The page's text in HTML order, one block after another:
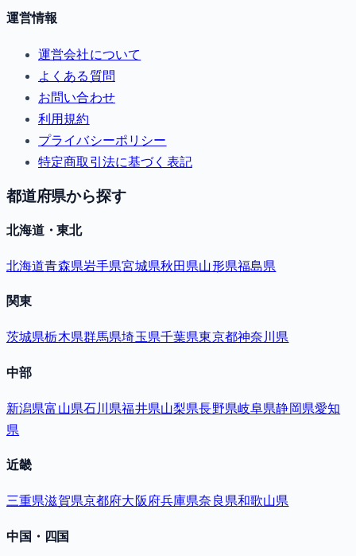
運営情報
運営会社について
よくある質問
お問い合わせ
利用規約
プライバシーポリシー
特定商取引法に基づく表記
都道府県から探す
北海道・東北
北海道青森県岩手県宮城県秋田県山形県福島県
関東
茨城県栃木県群馬県埼玉県千葉県東京都神奈川県
中部
新潟県富山県石川県福井県山梨県長野県岐阜県静岡県愛知
県
近畿
三重県滋賀県京都府大阪府兵庫県奈良県和歌山県
中国・四国